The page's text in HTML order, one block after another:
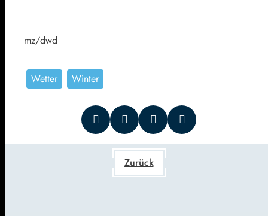
mz/dwd
Wetter Winter
Zurück